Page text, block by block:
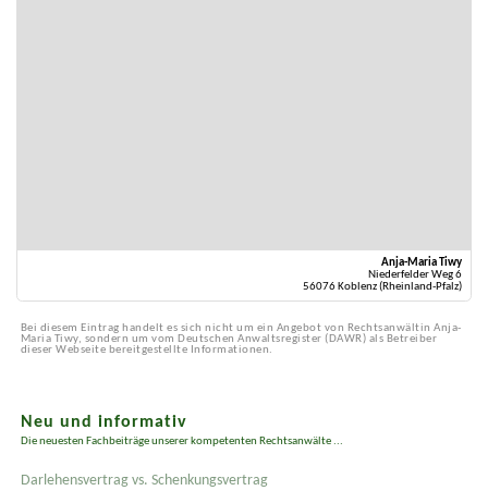
Anja-Maria Tiwy
Niederfelder Weg 6
56076 Koblenz (Rheinland-Pfalz)
Bei diesem Eintrag handelt es sich nicht um ein Angebot von Rechtsanwältin Anja-
Maria Tiwy, sondern um vom Deutschen Anwaltsregister (DAWR) als Betreiber
dieser Webseite bereitgestellte Informationen.
Neu und informativ
Die neuesten Fachbeiträge unserer kompetenten Rechtsanwälte ...
Darlehensvertrag vs. Schenkungsvertrag